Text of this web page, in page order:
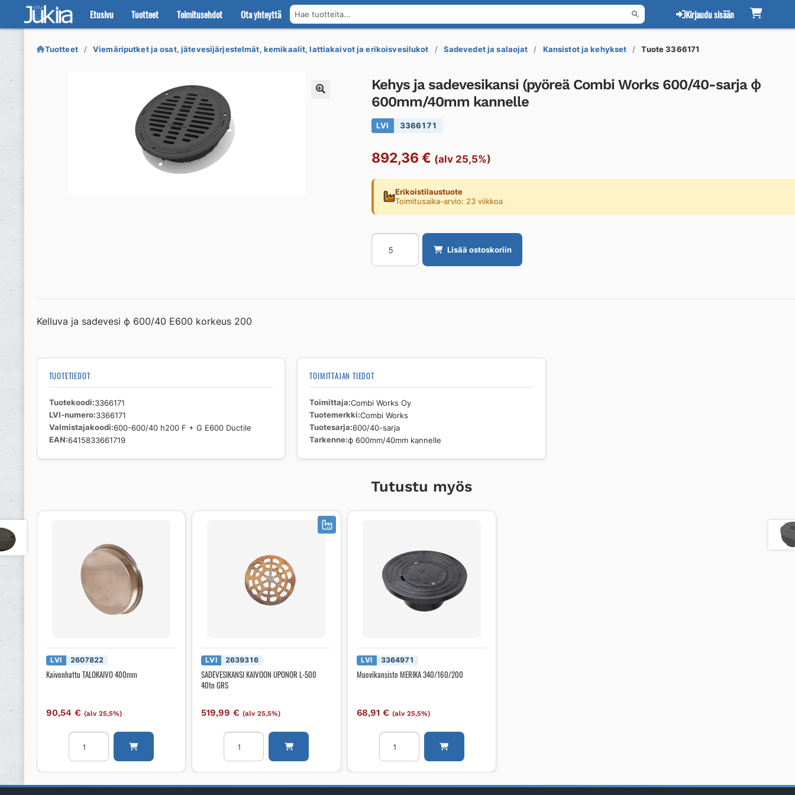
Etusivu Tuotteet Toimitusehdot Ota yhteyttä Hae tuotteita... Kirjaudu sisään
Siirry
navigointiin
Siirry
sisältöön
Tuotteet Viemäriputket ja osat, jätevesijärjestelmät, kemikaalit, lattiakaivot ja erikoisvesilukot Sadevedet ja salaojat Kansistot ja kehykset Tuote 3366171
Kehys ja sadevesikansi (pyöreä Combi Works 600/40-sarja ϕ
600mm/40mm kannelle
LVI 3366171
892,36 € (alv 25,5%)
Erikoistilaustuote
Toimitusaika-arvio: 23 viikkoa
Kehys
sadevesikansi
Combi
ϕ
600mm/40mm
kannelle
määrä
Lisää ostoskoriin
Kelluva ja sadevesi ϕ 600/40 E600 korkeus 200
TUOTETIEDOT
Tuotekoodi 3366171
LVI-numero 3366171
Valmistajakoodi 600-600/40 h200 F + G E600 Ductile
EAN 6415833661719
TOIMITTAJAN TIEDOT
Toimittaja Combi Works Oy
Tuotemerkki Combi Works
Tuotesarja 600/40-sarja
Tarkenne ϕ 600mm/40mm kannelle
Tutustu myös
LVI 2607822
Kaivonhattu TALOKAIVO 400mm
90,54€ (alv 25,5%)
Kaivonhattu
TALOKAIVO
400mm
LVI 2639316
SADEVESIKANSI KAIVOON UPONOR L-500
40tn GRS
519,99€ (alv 25,5%)
SADEVESIKANSI
KAIVOON
UPONOR
500
LVI 3364971
Muovikansisto MERIKA 340/160/200
68,91 € (alv 25,5%)
Muovikansisto
MERIKA
340/160/200